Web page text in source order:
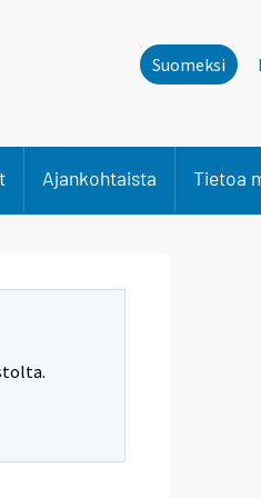
Suomeksi
Ajankohtaista Tietoa